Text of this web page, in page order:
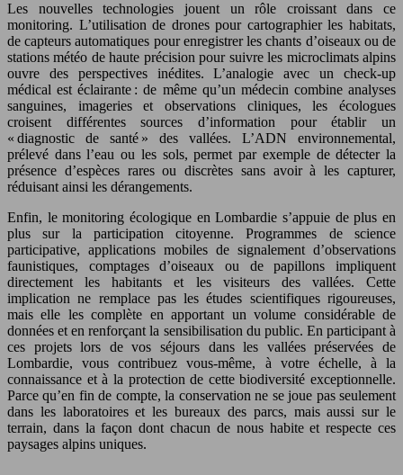
Les nouvelles technologies jouent un rôle croissant dans ce
monitoring. L’utilisation de drones pour cartographier les habitats,
de capteurs automatiques pour enregistrer les chants d’oiseaux ou de
stations météo de haute précision pour suivre les microclimats alpins
ouvre des perspectives inédites. L’analogie avec un check-up
médical est éclairante : de même qu’un médecin combine analyses
sanguines, imageries et observations cliniques, les écologues
croisent différentes sources d’information pour établir un
« diagnostic de santé » des vallées. L’ADN environnemental,
prélevé dans l’eau ou les sols, permet par exemple de détecter la
présence d’espèces rares ou discrètes sans avoir à les capturer,
réduisant ainsi les dérangements.
Enfin, le monitoring écologique en Lombardie s’appuie de plus en
plus sur la participation citoyenne. Programmes de science
participative, applications mobiles de signalement d’observations
faunistiques, comptages d’oiseaux ou de papillons impliquent
directement les habitants et les visiteurs des vallées. Cette
implication ne remplace pas les études scientifiques rigoureuses,
mais elle les complète en apportant un volume considérable de
données et en renforçant la sensibilisation du public. En participant à
ces projets lors de vos séjours dans les vallées préservées de
Lombardie, vous contribuez vous-même, à votre échelle, à la
connaissance et à la protection de cette biodiversité exceptionnelle.
Parce qu’en fin de compte, la conservation ne se joue pas seulement
dans les laboratoires et les bureaux des parcs, mais aussi sur le
terrain, dans la façon dont chacun de nous habite et respecte ces
paysages alpins uniques.